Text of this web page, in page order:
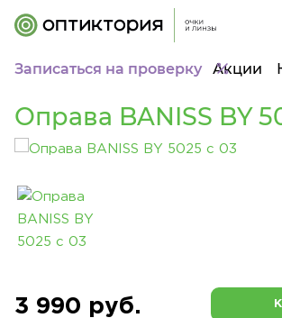
Записаться на проверку Акции
Оправа BANISS BY
3 990 руб.